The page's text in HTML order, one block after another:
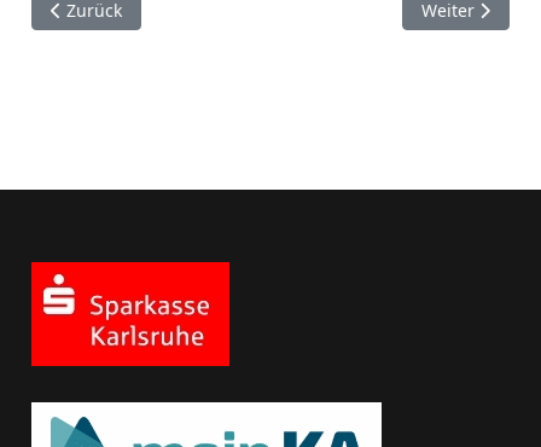
Vorheriger Beitrag: Ausschreibung VM 2024/25
Zurück Nächster
Weiter